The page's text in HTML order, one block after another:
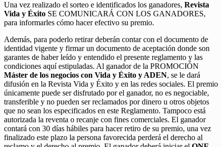
Una vez realizado el sorteo e identificados los ganadores, Revista
Vida y Éxito SE COMUNICARÁ CON LOS GANADORES,
para informarles cómo hacer efectivo su premio.
Además, para poderlo retirar deberán contar con el documento de
identidad vigente y firmar un documento de aceptación donde son
garantes de haber leído y entendido el presente reglamento y las
condiciones aquí estipuladas. Al ganador de la PROMOCIÓN
Máster de los negocios con Vida y Éxito y ADEN, se le dará
difusión en la Revista Vida y Éxito y en las redes sociales. El premio
únicamente puede ser disfrutado por el ganador, no es negociable,
transferible y no pueden ser reclamados por dinero u otros objetos
que no sean los especificados en este Reglamento. Tampoco está
autorizada la reventa o recanje con fines comerciales. El ganador
contará con 30 días hábiles para hacer retiro de su premio, una vez
finalizado este plazo la persona favorecida perderá el derecho al